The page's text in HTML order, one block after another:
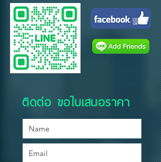
ติดต่อ ขอใบเสนอราคา